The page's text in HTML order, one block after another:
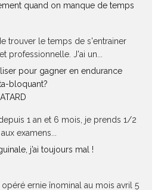
quand on manque de temps
trouver le temps de s'entrainer
professionnelle. J'ai un...
pour gagner en endurance
bloquant?
1 an et 6 mois, je prends 1/2
examens...
j’ai toujours mal !
ernie înominal au mois avril 5